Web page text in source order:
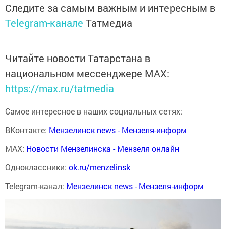
Следите за самым важным и интересным в
Telegram-канале Татмедиа
Читайте новости Татарстана в
национальном мессенджере MАХ:
https://max.ru/tatmedia
Самое интересное в наших социальных сетях:
ВКонтакте: Мензелинск news - Мензеля-информ
MAX: Новости Мензелинска - Мензеля онлайн
Одноклассники: ok.ru/menzelinsk
Telegram-канал: Мензелинск news - Мензеля-информ